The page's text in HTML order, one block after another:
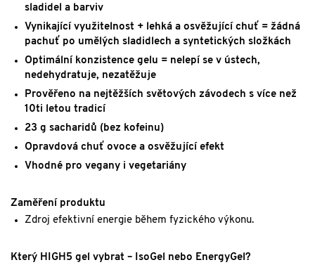
sladidel a barviv
Vynikající využitelnost + lehká a osvěžující chuť = žádná
pachuť po umělých sladidlech a syntetických složkách
Optimální konzistence gelu = nelepí se v ústech,
nedehydratuje, nezatěžuje
Prověřeno na nejtěžších světových závodech s více než
10ti letou tradicí
23 g sacharidů (bez kofeinu)
Opravdová chuť ovoce a osvěžující efekt
Vhodné pro vegany i vegetariány
Zaměření produktu
Zdroj efektivní energie během fyzického výkonu.
Který HIGH5 gel vybrat – IsoGel nebo EnergyGel?